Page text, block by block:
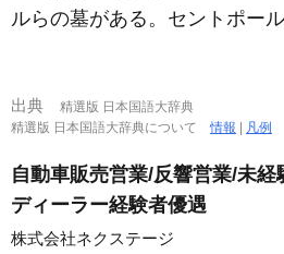
ルらの墓がある。セントポール
出典
精選版 日本国語大辞典
精選版 日本国語大辞典について情報 | 凡例
自動車販売営業/反響営業/未経
ディーラー経験者優遇
株式会社ネクステージ